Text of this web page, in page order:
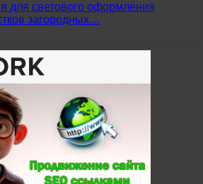
для светового оформления
загородных…